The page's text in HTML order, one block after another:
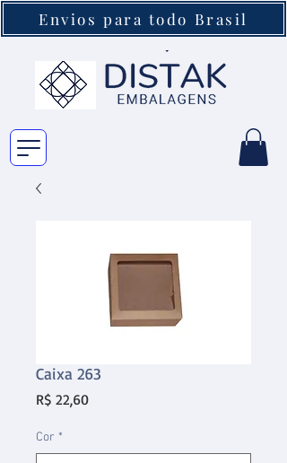
Envios para todo Brasil
Caixa 263
R$ 22,60Preço
Cor *